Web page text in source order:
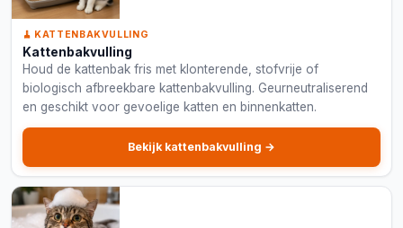
🧹 KATTENBAKVULLING
Kattenbakvulling
Houd de kattenbak fris met klonterende, stofvrije of
biologisch afbreekbare kattenbakvulling. Geurneutraliserend
en geschikt voor gevoelige katten en binnenkatten.
Bekijk kattenbakvulling →